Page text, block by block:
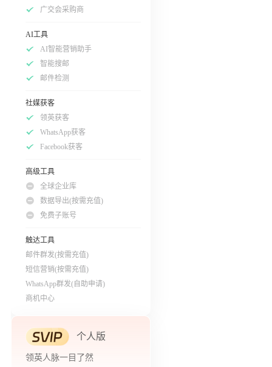
广交会采购商
AI工具
AI智能营销助手
智能搜邮
邮件检测
社媒获客
领英获客
WhatsApp获客
Facebook获客
高级工具
全球企业库
数据导出(按需充值)
免费子账号
触达工具
邮件群发(按需充值)
短信营销(按需充值)
WhatsApp群发(自助申请)
商机中心
个人版
领英人脉一目了然